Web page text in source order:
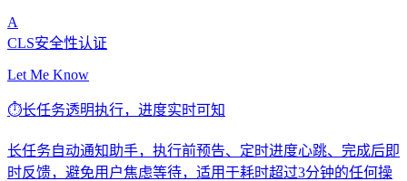
A
CLS安全性认证
Let Me Know
⏱️长任务透明执行，进度实时可知
长任务自动通知助手，执行前预告、定时进度心跳、完成后即
时反馈，避免用户焦虑等待，适用于耗时超过3分钟的任何操